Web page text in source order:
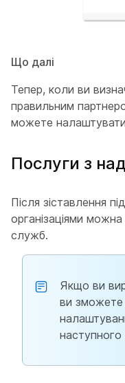
Що далі
Тепер, коли ви
правильним
можете
Послуги з
Після зіставлення
організаціями
служб.
Якщо ви
ви зможете